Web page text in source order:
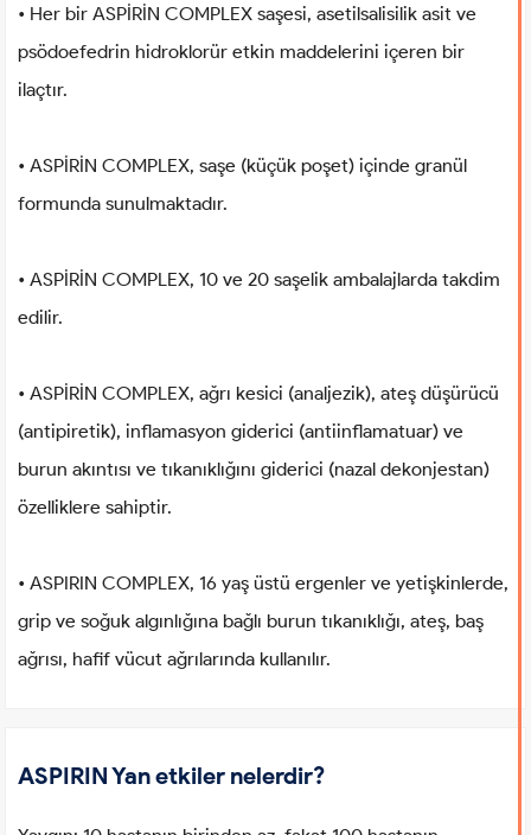
• Her bir ASPİRİN COMPLEX saşesi, asetilsalisilik asit ve
psödoefedrin hidroklorür etkin maddelerini içeren bir
ilaçtır.
• ASPİRİN COMPLEX, saşe (küçük poşet) içinde granül
formunda sunulmaktadır.
• ASPİRİN COMPLEX, 10 ve 20 saşelik ambalajlarda takdim
edilir.
• ASPİRİN COMPLEX, ağrı kesici (analjezik), ateş düşürücü
(antipiretik), inflamasyon giderici (antiinflamatuar) ve
burun akıntısı ve tıkanıklığını giderici (nazal dekonjestan)
özelliklere sahiptir.
• ASPIRIN COMPLEX, 16 yaş üstü ergenler ve yetişkinlerde,
grip ve soğuk algınlığına bağlı burun tıkanıklığı, ateş, baş
ağrısı, hafif vücut ağrılarında kullanılır.
ASPIRIN Yan etkiler nelerdir?